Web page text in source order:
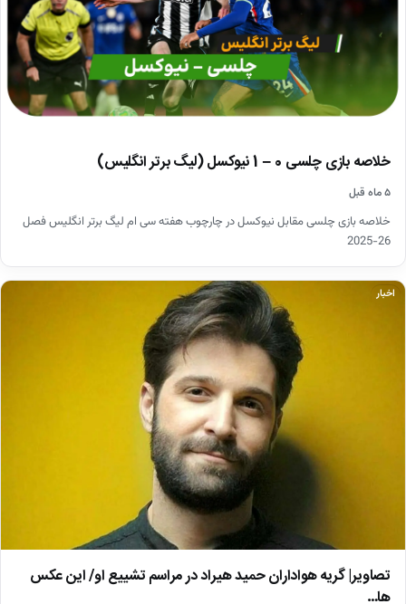
خلاصه بازی چلسی 0 – 1 نیوکسل (لیگ برتر انگلیس)
۵ ماه قبل
خلاصه بازی چلسی مقابل نیوکسل در چارچوب هفته سی ام لیگ برتر انگلیس فصل
26-2025
اخبار
تصاویر| گریه هواداران حمید هیراد در مراسم تشییع او/ این عکس
ها…